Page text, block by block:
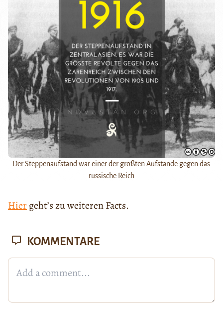
Der Steppenaufstand war einer der größten Aufstände gegen das
russische Reich
Hiergeht’s zu weiteren Facts.
KOMMENTARE